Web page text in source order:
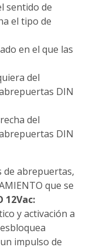
sentido de
el tipo de
en el que las
del
DIN
del
DIN
de abrepuertas,
que se
12Vac:
y activación a
impulso de